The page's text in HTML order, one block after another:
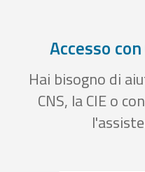
Accesso con
Hai bisogno di
CNS, la CIE o